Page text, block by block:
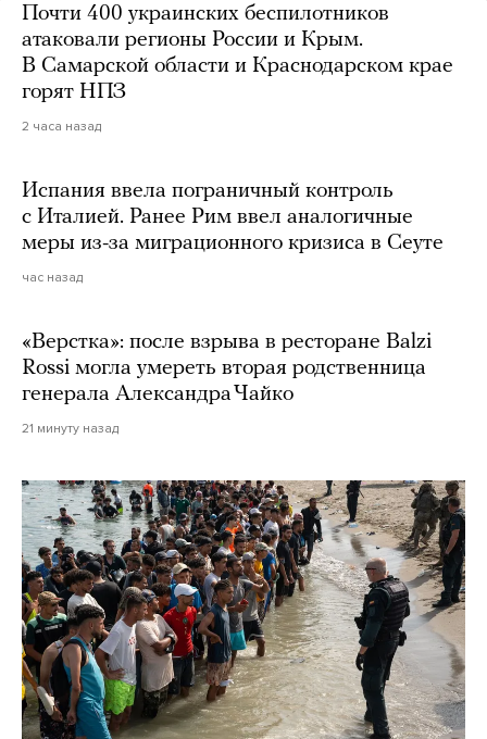
Почти 400 украинских беспилотников
атаковали регионы России и Крым.
В Самарской области и Краснодарском крае
горят НПЗ
2 часа назад
Испания ввела пограничный контроль
с Италией. Ранее Рим ввел аналогичные
меры из-за миграционного кризиса в Сеуте
час назад
«Верстка»: после взрыва в ресторане Balzi
Rossi могла умереть вторая родственница
генерала Александра Чайко
21 минуту назад